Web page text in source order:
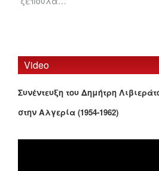
Video
Συνέντευξη του Δημήτρη
στην Αλγερία (1954-1962)